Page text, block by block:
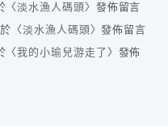
〈淡水漁人碼頭〉發佈留言
〈淡水漁人碼頭〉發佈留言
〈我的小瑜兒游走了 〉發佈